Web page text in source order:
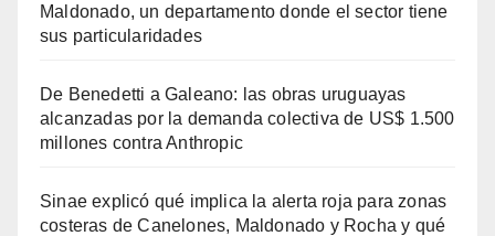
Maldonado, un departamento donde el sector tiene
sus particularidades
De Benedetti a Galeano: las obras uruguayas
alcanzadas por la demanda colectiva de US$ 1.500
millones contra Anthropic
Sinae explicó qué implica la alerta roja para zonas
costeras de Canelones, Maldonado y Rocha y qué